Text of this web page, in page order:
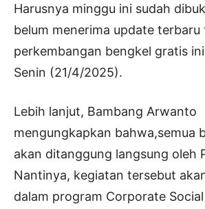
Harusnya minggu ini sudah
belum menerima update terbaru
perkembangan bengkel gratis
Senin (21/4/2025).
Lebih lanjut, Bambang Arwanto
mengungkapkan bahwa,semua
akan ditanggung langsung oleh
Nantinya, kegiatan tersebut
dalam program Corporate